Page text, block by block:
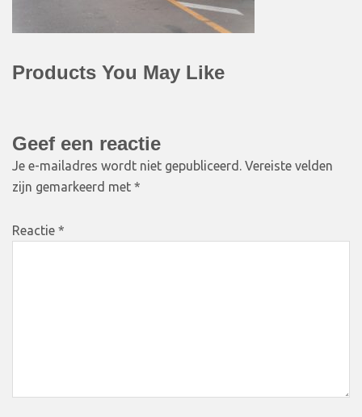
Products You May Like
Geef een reactie
Je e-mailadres wordt niet gepubliceerd. Vereiste velden
zijn gemarkeerd met *
Reactie *